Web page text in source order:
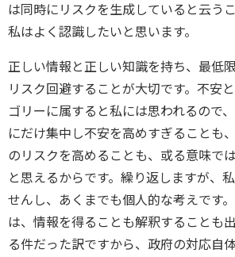
は同時にリスクを生成していると云う
私はよく認識したいと思います。
正しい情報と正しい知識を持ち、最低
リスク回避することが大切です。不安
ゴリーに属すると私には思われるので
にだけ集中し不安を高めすぎることも
のリスクを高めることも、或る意味で
と思えるからです。繰り返しますが、
せんし、あくまでも個人的な考えです
は、情報を得ることも解釈することも
る件だった訳ですから、政府の対応自